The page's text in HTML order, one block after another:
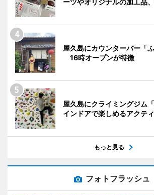
ーツやオリジナルの加工品
屋久島にカウンターバー「
16時オープンが特徴
屋久島にクライミングジム
インドアで楽しめるアクテ
もっと見る
フォトフラッシュ